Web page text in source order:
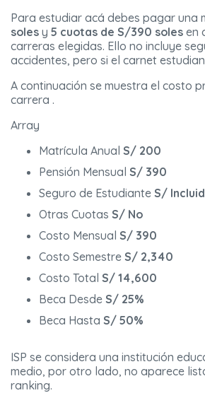
Para estudiar acá debes pagar una
soles y 5 cuotas de S/390 soles en
carreras elegidas. Ello no incluye
accidentes, pero si el carnet
A continuación se muestra el costo
carrera .
Array
Matrícula Anual S/ 200
Pensión Mensual S/ 390
Seguro de Estudiante S/
Otras Cuotas S/ No
Costo Mensual S/ 390
Costo Semestre S/ 2,340
Costo Total S/ 14,600
Beca Desde S/ 25%
Beca Hasta S/ 50%
ISP se considera una institución
medio, por otro lado, no aparece
ranking.